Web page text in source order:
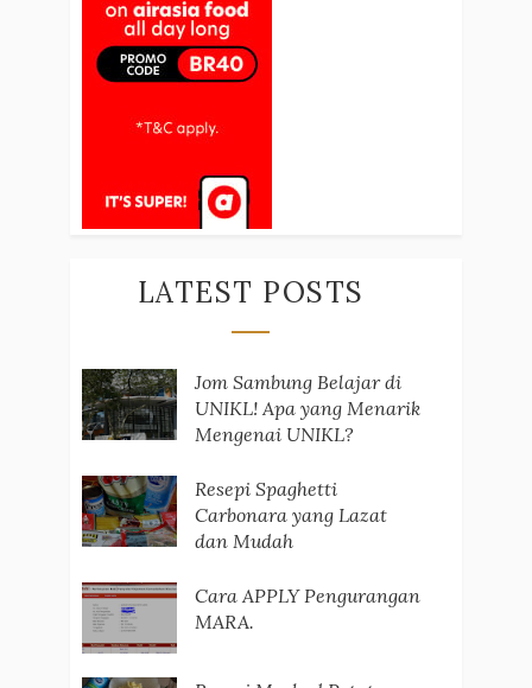
LATEST POSTS
Jom Sambung Belajar di
UNIKL! Apa yang Menarik
Mengenai UNIKL?
Resepi Spaghetti
Carbonara yang Lazat
dan Mudah
Cara APPLY Pengurangan
MARA.